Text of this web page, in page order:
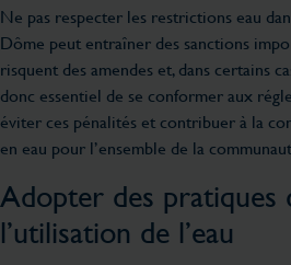
Ne pas respecter les restrictions eau
Dôme peut entraîner des sanctions
risquent des amendes et, dans certains
donc essentiel de se conformer aux
éviter ces pénalités et contribuer à la
en eau pour l’ensemble de la
Adopter des pratiques
l’utilisation de l’eau